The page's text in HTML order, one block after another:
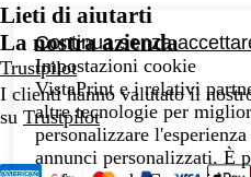
Lieti di aiutarti
La nostra azienda
Trustpilot
I clienti hanno valutato il
su Trustpilot
Continua senza
Impostazioni cookie
VistaPrint e i relativi
altre tecnologie per
personalizzare
annunci personalizzati. È